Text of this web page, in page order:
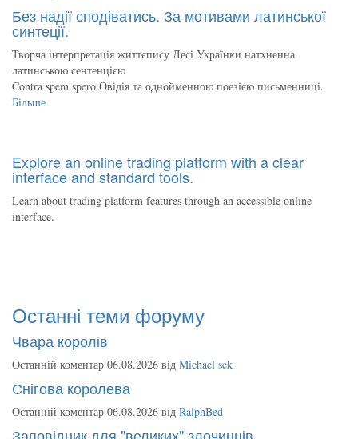
Без надії сподіватись. За мотивами латинської
синтеції.
Творча інтерпретація життєпису Лесі Українки натхненна
латинською сентенцією
Contra spem spero Овідія та однойменною поезією письменниці.
Більше
Explore an online trading platform with a clear
interface and standard tools.
Learn about trading platform features through an accessible online
interface.
Останні теми форуму
Чвара королів
Останній коментар 06.08.2026 від Michael sek
Снігова королева
Останній коментар 06.08.2026 від RalphBed
Заповідник для "великих" злочинців